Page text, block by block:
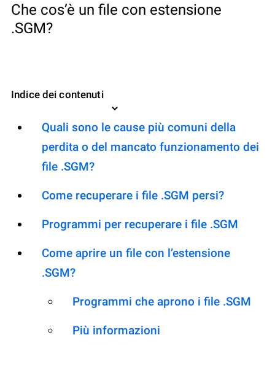
Che cos’è un file con estensione
.SGM?
Indice dei contenuti
Quali sono le cause più comuni della
perdita o del mancato funzionamento dei
file .SGM?
Come recuperare i file .SGM persi?
Programmi per recuperare i file .SGM
Come aprire un file con l’estensione
.SGM?
Programmi che aprono i file .SGM
Più informazioni